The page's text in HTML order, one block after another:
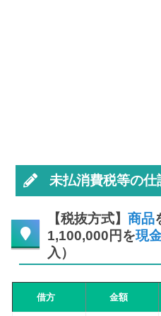
未払消費税等の仕
【税抜方式】 商品
1,100,000円を現
入）
借方 金額